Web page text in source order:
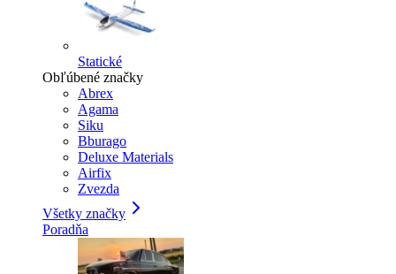
Statické
Obľúbené značky
Abrex
Agama
Siku
Bburago
Deluxe Materials
Airfix
Zvezda
Všetky značky
Poradňa